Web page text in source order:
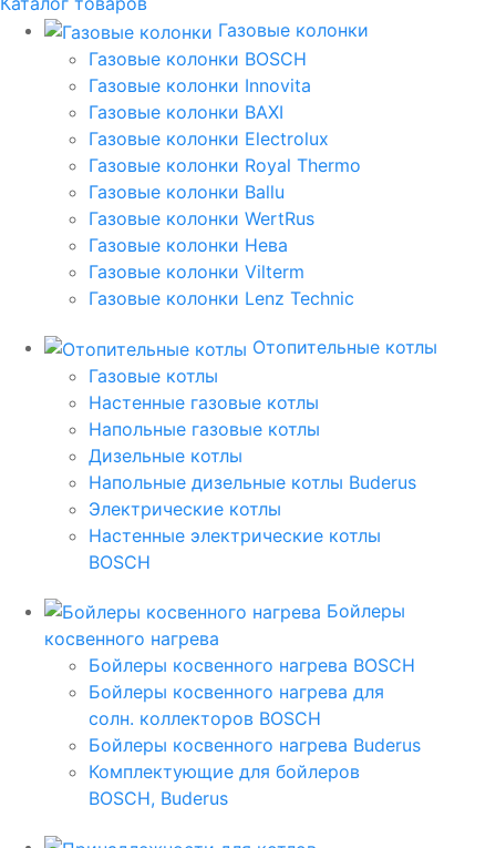
Газовые колонки
Газовые колонки BOSCH
Газовые колонки Innovita
Газовые колонки BAXI
Газовые колонки Electrolux
Газовые колонки Royal Thermo
Газовые колонки Ballu
Газовые колонки WertRus
Газовые колонки Нева
Газовые колонки Vilterm
Газовые колонки Lenz Technic
Отопительные котлы
Газовые котлы
Настенные газовые котлы
Напольные газовые котлы
Дизельные котлы
Напольные дизельные котлы Buderus
Электрические котлы
Настенные электрические котлы
BOSCH
Бойлеры
косвенного нагрева
Бойлеры косвенного нагрева BOSCH
Бойлеры косвенного нагрева для
солн. коллекторов BOSCH
Бойлеры косвенного нагрева Buderus
Комплектующие для бойлеров
BOSCH, Buderus